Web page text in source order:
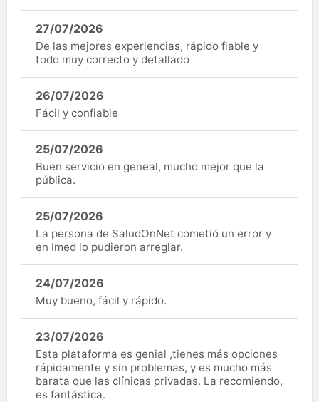
27/07/2026
De las mejores experiencias, rápido fiable y
todo muy correcto y detallado
26/07/2026
Fácil y confiable
25/07/2026
Buen servicio en geneal, mucho mejor que la
pública.
25/07/2026
La persona de SaludOnNet cometió un error y
en Imed lo pudieron arreglar.
24/07/2026
Muy bueno, fácil y rápido.
23/07/2026
Esta plataforma es genial ,tienes más opciones
rápidamente y sin problemas, y es mucho más
barata que las clínicas privadas. La recomiendo,
es fantástica.